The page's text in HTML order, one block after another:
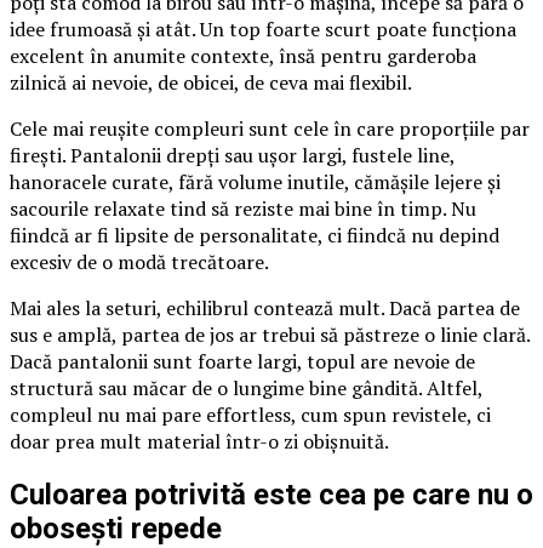
idee frumoasă și atât. Un top foarte scurt poate funcționa
excelent în anumite contexte, însă pentru garderoba
zilnică ai nevoie, de obicei, de ceva mai flexibil.
Cele mai reușite compleuri sunt cele în care proporțiile par
firești. Pantalonii drepți sau ușor largi, fustele line,
hanoracele curate, fără volume inutile, cămășile lejere și
sacourile relaxate tind să reziste mai bine în timp. Nu
fiindcă ar fi lipsite de personalitate, ci fiindcă nu depind
excesiv de o modă trecătoare.
Mai ales la seturi, echilibrul contează mult. Dacă partea de
sus e amplă, partea de jos ar trebui să păstreze o linie clară.
Dacă pantalonii sunt foarte largi, topul are nevoie de
structură sau măcar de o lungime bine gândită. Altfel,
compleul nu mai pare effortless, cum spun revistele, ci
doar prea mult material într-o zi obișnuită.
Culoarea potrivită este cea pe care nu o
obosești repede